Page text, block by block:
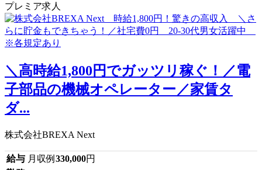
プレミア求人
＼高時給1,800円でガッツリ稼ぐ！／電
子部品の機械オペレーター／家賃タ
ダ...
株式会社BREXA Next
給与 月収例 330,000円